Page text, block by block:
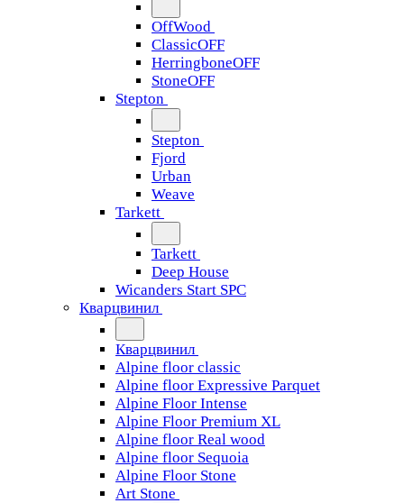
OffWood
ClassicOFF
HerringboneOFF
StoneOFF
Stepton
Stepton
Fjord
Urban
Weave
Tarkett
Tarkett
Deep House
Wicanders Start SPC
Кварцвинил
Кварцвинил
Alpine floor classic
Alpine floor Expressive Parquet
Alpine Floor Intense
Alpine Floor Premium XL
Alpine floor Real wood
Alpine floor Sequoia
Alpine Floor Stone
Art Stone